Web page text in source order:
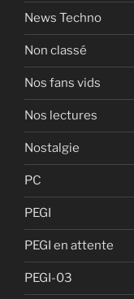
News Techno
Non classé
Nos fans vids
Nos lectures
Nostalgie
PC
PEGI
PEGI en attente
PEGI-03